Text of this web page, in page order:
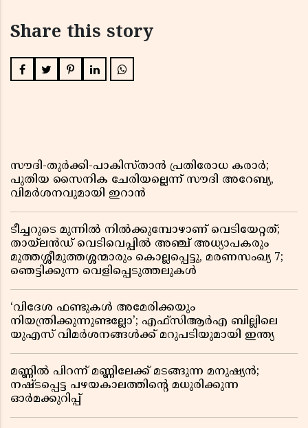
Share this story
സൗദി-തുർക്കി-പാകിസ്താൻ പ്രതിരോധ കരാർ;
പുതിയ സൈനിക ചേരിയല്ലെന്ന് സൗദി അറേബ്യ,
വിമർശനവുമായി ഇറാൻ
ടീച്ചറുടെ മുന്നിൽ നിൽക്കുമ്പോഴാണ് വെടിയേറ്റത്;
തായ്‌ലൻഡ് വെടിവെപ്പിൽ അഞ്ച് അധ്യാപകരും
മുത്തശ്ശീമുത്തശ്ശന്മാരും കൊല്ലപ്പെട്ടു, മരണസംഖ്യ 7;
ഞെട്ടിക്കുന്ന വെളിപ്പെടുത്തലുകൾ
‘വിദേശ ഫണ്ടുകൾ അമേരിക്കയും
നിയന്ത്രിക്കുന്നുണ്ടല്ലോ’; എഫ്സിആർഎ ബില്ലിലെ
യുഎസ് വിമർശനങ്ങൾക്ക് മറുപടിയുമായി ഇന്ത്യ
മണ്ണിൽ പിറന്ന് മണ്ണിലേക്ക് മടങ്ങുന്ന മനുഷ്യൻ;
നഷ്ടപ്പെട്ട പഴയകാലത്തിൻ്റെ മധുരിക്കുന്ന
ഓർമക്കുറിപ്പ്